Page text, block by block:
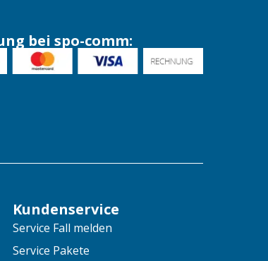
bei spo-comm:
Kundenservice
Service Fall melden
Service Pakete